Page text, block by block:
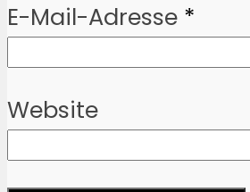
E-Mail-Adresse *
Website